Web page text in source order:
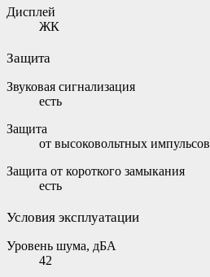
Дисплей
ЖК
Защита
Звуковая сигнализация
есть
Защита
от высоковольтных импульсов
Защита от короткого замыкания
есть
Условия эксплуатации
Уровень шума, дБА
42